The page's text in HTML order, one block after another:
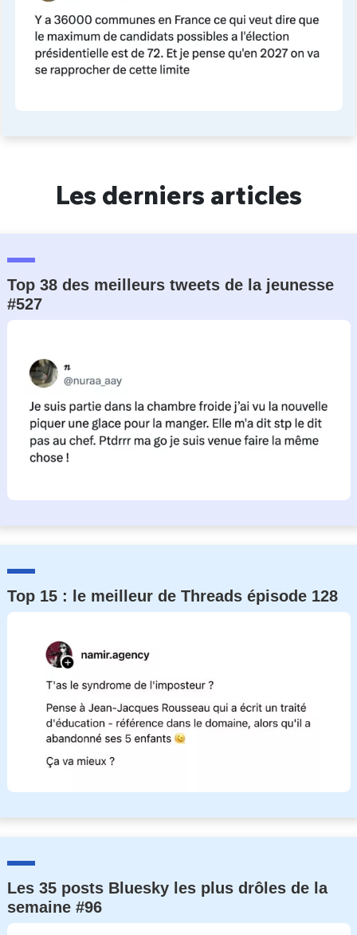
Les derniers articles
Top 38 des meilleurs tweets de la jeunesse
#527
Top 15 : le meilleur de Threads épisode 128
Les 35 posts Bluesky les plus drôles de la
semaine #96